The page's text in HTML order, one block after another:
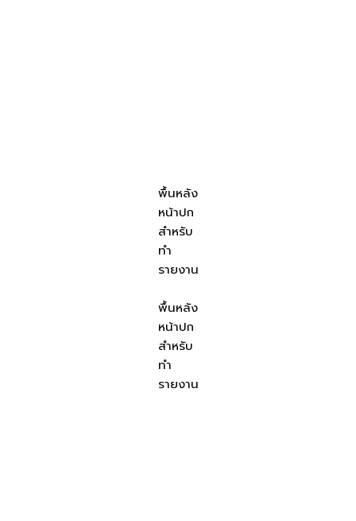
พื้นหลัง
หน้าปก
สำหรับ
ทำ
รายงาน
พื้นหลัง
หน้าปก
สำหรับ
ทำ
รายงาน